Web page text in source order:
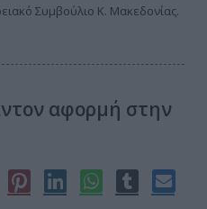
Συμβούλιο Κ. Μακεδονίας.
αφορμή στην